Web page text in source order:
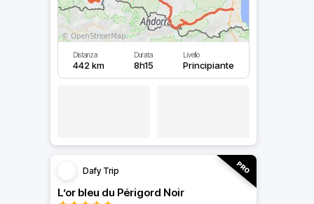
Distanza
442 km
Durata
8h15
Livello
Principiante
Dafy Trip
L’or bleu du Périgord Noir